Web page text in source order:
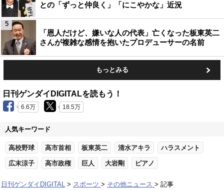
との「ずっと仲良く」「にこやかな」近況
「恩人だけど、嫌いな人の代表」亡くなった板東英二
さんが複雑な感情を抱いたプロデューサーの名前
5
もっとみる
日刊ゲンダイDIGITALを読もう！
6.6万 18.5万
人気キーワード
高校野球 高市首相 板東英二 清水アキラ ハラスメント
広末涼子 高市政権 巨人 大岩剛 ピアノ
日刊ゲンダイDIGITAL スポーツ その他ニュース 記事